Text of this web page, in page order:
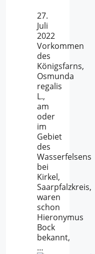
27.
Juli
2022
Vorkommen
des
Königsfarns,
Osmunda
regalis
L.,
am
oder
im
Gebiet
des
Wasserfelsens
bei
Kirkel,
Saarpfalzkreis,
waren
schon
Hieronymus
Bock
bekannt,
…